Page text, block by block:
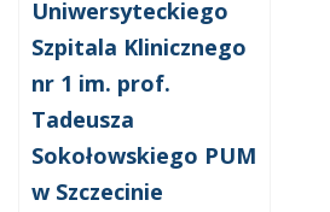
Uniwersyteckiego
Szpitala Klinicznego
nr 1 im. prof.
Tadeusza
Sokołowskiego PUM
w Szczecinie